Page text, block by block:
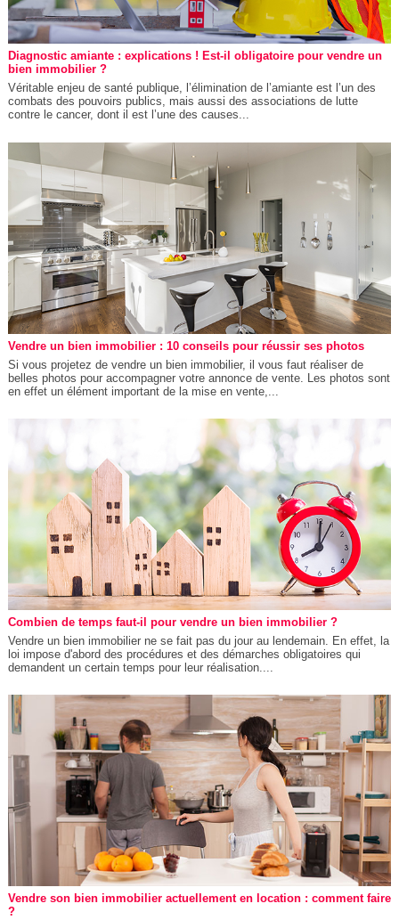
Diagnostic amiante : explications ! Est-il obligatoire pour vendre un
bien immobilier ?
Véritable enjeu de santé publique, l’élimination de l’amiante est l’un des
combats des pouvoirs publics, mais aussi des associations de lutte
contre le cancer, dont il est l’une des causes...
Vendre un bien immobilier : 10 conseils pour réussir ses photos
Si vous projetez de vendre un bien immobilier, il vous faut réaliser de
belles photos pour accompagner votre annonce de vente. Les photos sont
en effet un élément important de la mise en vente,...
Combien de temps faut-il pour vendre un bien immobilier ?
Vendre un bien immobilier ne se fait pas du jour au lendemain. En effet, la
loi impose d'abord des procédures et des démarches obligatoires qui
demandent un certain temps pour leur réalisation....
Vendre son bien immobilier actuellement en location : comment faire
?